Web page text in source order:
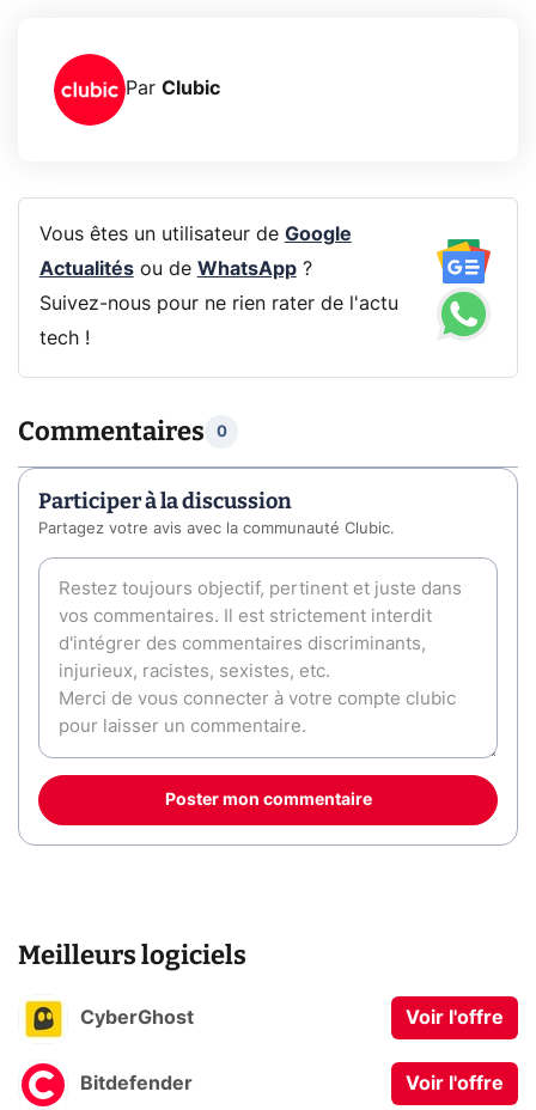
Par Clubic
Vous êtes un utilisateur de Google
Actualitésou de WhatsApp?
Suivez-nous pour ne rien rater de l'actu
tech !
Commentaires 0
Participer à la discussion
Partagez votre avis avec la communauté Clubic.
Poster mon commentaire
Meilleurs logiciels
CyberGhost Voir l'offre
Bitdefender Voir l'offre